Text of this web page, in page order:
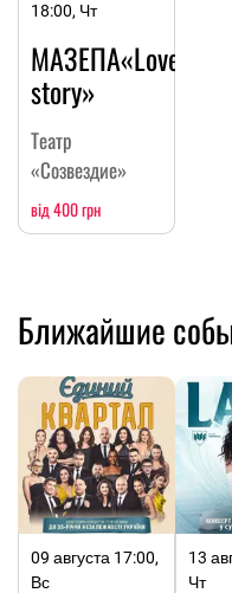
18:00, Чт
МАЗЕПА«Love-
story»
Театр
«Созвездие»
від 400 грн
Ближайшие
09 августа 17:00,
Вс
13
Чт